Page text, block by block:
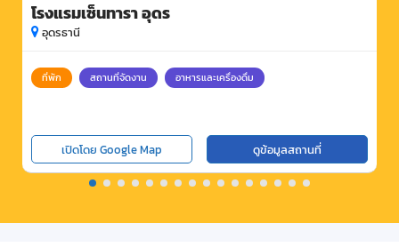
โรงแรมเซ็นทารา อุดร
อุดรธานี
ที่พัก สถานที่จัดงาน อาหารและเครื่องดื่ม
เปิดโดย Google Map ดูข้อมูลสถานที่